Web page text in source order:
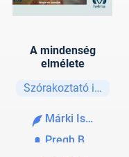
A mindenség
elmélete
Szórakoztató irodalom
Márki István
Pregh Balázs